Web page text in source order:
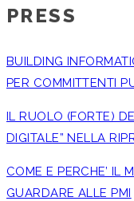
PRESS
BUILDING
PER COMMITTENTI
IL RUOLO (FORTE)
DIGITALE” NELLA
COME E PERCHE’ IL
GUARDARE ALLE PMI